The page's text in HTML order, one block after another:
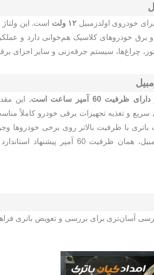
برای خودروی اولدزمبیل ۱۲ ولت
است. این ولتاژ
برق خودروهای کلاسیک هم‌خوانی دارد و
چراغ‌ها، سیستم جرقه‌زنی و سایر اجزای
60 آمپر ساعت است.
این
و تغذیه تجهیزات برقی خودرو کاملاً
با ظرفیت بالاتر روی برخی خودروها
دارد، اما در مورد اولدزمبیل، همان ظرفیت 60 آمپر پیشنهاد
آسان‌تری برای بررسی و تعویض باتری